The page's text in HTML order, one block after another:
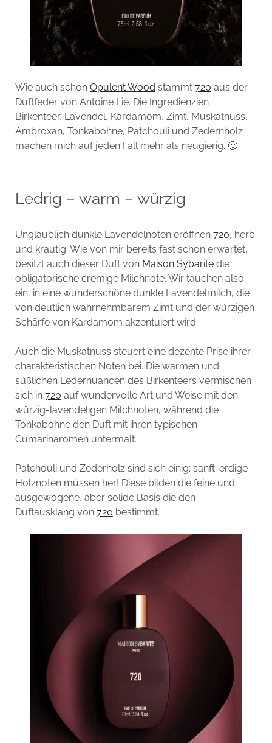
Wie auch schon Opulent Wood stammt 720 aus der
Duftfeder von Antoine Lie. Die Ingredienzien
Birkenteer, Lavendel, Kardamom, Zimt, Muskatnuss,
Ambroxan, Tonkabohne, Patchouli und Zedernholz
machen mich auf jeden Fall mehr als neugierig. 🙂
Ledrig – warm – würzig
Unglaublich dunkle Lavendelnoten eröffnen 720, herb
und krautig. Wie von mir bereits fast schon erwartet,
besitzt auch dieser Duft von Maison Sybaritedie
obligatorische cremige Milchnote. Wir tauchen also
ein, in eine wunderschöne dunkle Lavendelmilch, die
von deutlich wahrnehmbarem Zimt und der würzigen
Schärfe von Kardamom akzentuiert wird.
Auch die Muskatnuss steuert eine dezente Prise ihrer
charakteristischen Noten bei. Die warmen und
süßlichen Ledernuancen des Birkenteers vermischen
sich in 720 auf wundervolle Art und Weise mit den
würzig-lavendeligen Milchnoten, während die
Tonkabohne den Duft mit ihren typischen
Cumarinaromen untermalt.
Patchouli und Zederholz sind sich einig: sanft-erdige
Holznoten müssen her! Diese bilden die feine und
ausgewogene, aber solide Basis die den
Duftausklang von 720 bestimmt.